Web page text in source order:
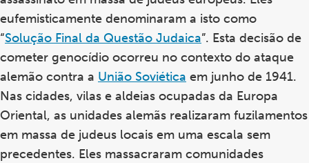
eufemisticamente denominaram a isto como
“Solução Final da Questão Judaica”. Esta decisão de
cometer genocídio ocorreu no contexto do ataque
alemão contra a União Soviética em junho de 1941.
Nas cidades, vilas e aldeias ocupadas da Europa
Oriental, as unidades alemãs realizaram fuzilamentos
em massa de judeus locais em uma escala sem
precedentes. Eles massacraram comunidades